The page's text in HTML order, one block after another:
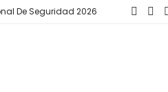
De Seguridad 2026